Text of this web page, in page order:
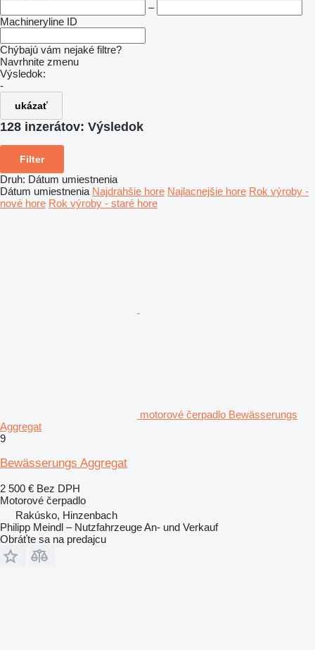
–
Machineryline ID
Chýbajú vám nejaké filtre?
Navrhnite zmenu
Výsledok:
-
ukázať
128 inzerátov: Výsledok
Filter
Druh: Dátum umiestnenia
Dátum umiestnenia Najdrahšie hore Najlacnejšie hore Rok výroby -
nové hore Rok výroby - staré hore
motorové čerpadlo Bewässerungs
Aggregat
9
Bewässerungs Aggregat
2 500 € Bez DPH
Motorové čerpadlo
Rakúsko, Hinzenbach
Philipp Meindl – Nutzfahrzeuge An- und Verkauf
Obráťte sa na predajcu